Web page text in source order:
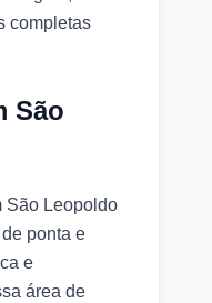
completas
São
São Leopoldo
ponta e
e
área de